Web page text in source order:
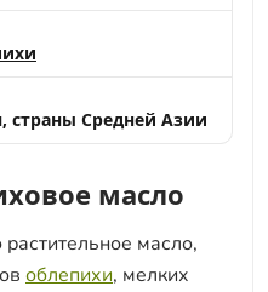
страны Средней Азии
масло
масло,
облепихи, мелких